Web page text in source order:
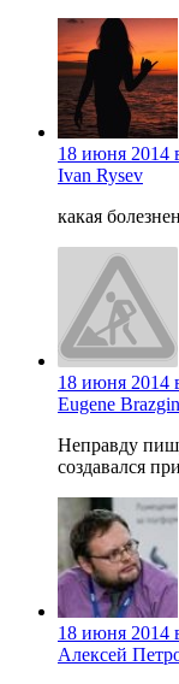
18 июня 2014
Ivan Rysev
какая
18 июня 2014
Eugene Brazgin
Неправду
создавался
18 июня 2014
Алексей